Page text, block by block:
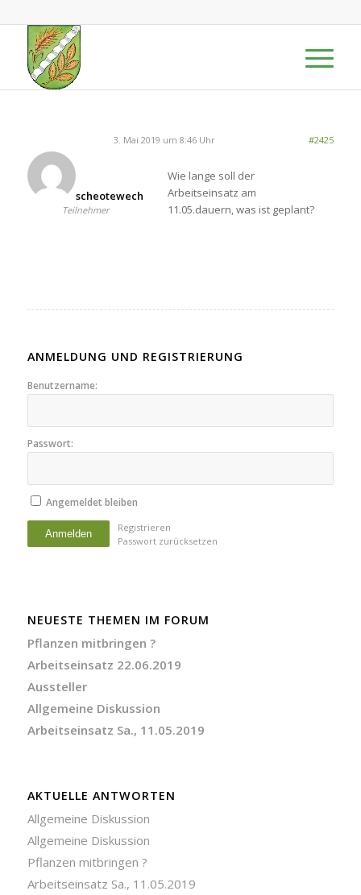
3. Mai 2019 um 8:46 Uhr #2425
scheotewech
Teilnehmer
Wie lange soll der
Arbeitseinsatz am
11.05.dauern, was ist geplant?
ANMELDUNG UND REGISTRIERUNG
Benutzername:
Passwort:
Angemeldet bleiben
Anmelden
Registrieren
Passwort zurücksetzen
NEUESTE THEMEN IM FORUM
Pflanzen mitbringen ?
Arbeitseinsatz 22.06.2019
Aussteller
Allgemeine Diskussion
Arbeitseinsatz Sa., 11.05.2019
AKTUELLE ANTWORTEN
Allgemeine Diskussion
Allgemeine Diskussion
Pflanzen mitbringen ?
Arbeitseinsatz Sa., 11.05.2019